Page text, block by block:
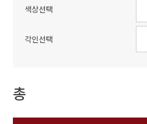
색상선택
각인선택
총